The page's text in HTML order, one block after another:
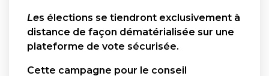
Les élections se tiendront exclusivement à
distance de façon dématérialisée sur une
plateforme de vote sécurisée.
Cette campagne pour le conseil